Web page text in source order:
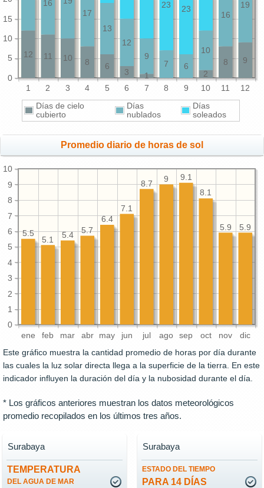
1 2 3 4 5 6 7 8 9 10 11 12
0
5
10
15
9
8
2
1
3
6
8
10
11
12
19
16
10
6
7
9
12
13
17
16
23
23
Días de cielo
cubierto
Días
nublados
Días
soleados
Promedio diario de horas de sol
ene feb mar abr may jun jul ago sep oct nov dic
0
1
2
3
4
5
6
7
8
9
10
5.9
5.9
8.1
9.1
9
8.7
7.1
6.4
5.7
5.4
5.1
5.5
Este gráfico muestra la cantidad promedio de horas por día durante
las cuales la luz solar directa llega a la superficie de la tierra. En este
indicador influyen la duración del día y la nubosidad durante el día.
* Los gráficos anteriores muestran los datos meteorológicos
promedio recopilados en los últimos tres años.
TEMPERATURA
DEL AGUA DE MAR
Surabaya
ESTADO DEL TIEMPO
PARA 14 DÍAS
Surabaya